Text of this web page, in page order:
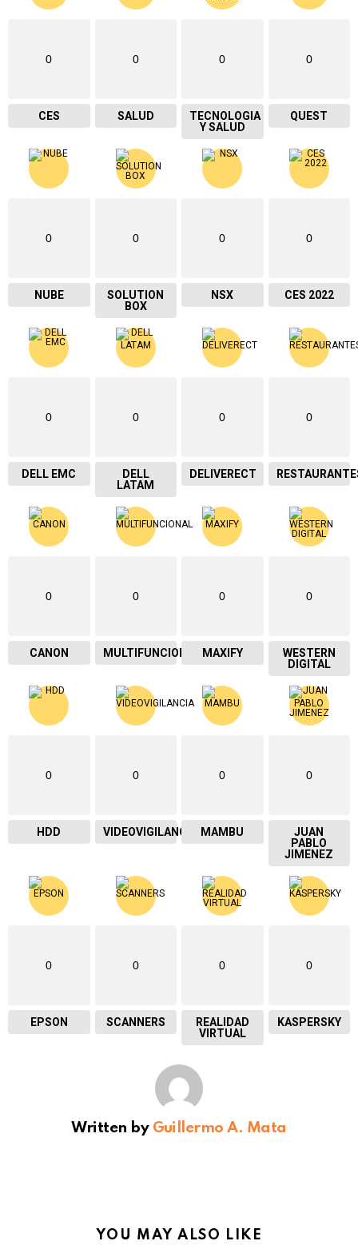
0
CES
0
SALUD
0
TECNOLOGIA
Y SALUD
0
QUEST
0
NUBE
0
SOLUTION
BOX
0
NSX
0
CES 2022
0
DELL EMC
0
DELL
LATAM
0
DELIVERECT
0
0
CANON
0
MULTIFUNCIONAL
0
MAXIFY
0
WESTERN
DIGITAL
0
HDD
0
VIDEOVIGILANCIA
0
MAMBU
0
JUAN
PABLO
JIMENEZ
0
EPSON
0
SCANNERS
0
REALIDAD
VIRTUAL
0
KASPERSKY
Written by Guillermo A. Mata
YOU MAY ALSO LIKE